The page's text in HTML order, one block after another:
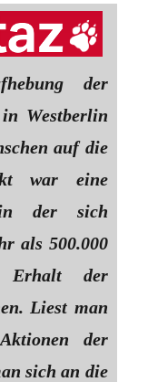
der
Westberlin
auf die
war eine
in der sich
als 500.000
Erhalt der
Liest man
der
sich an die